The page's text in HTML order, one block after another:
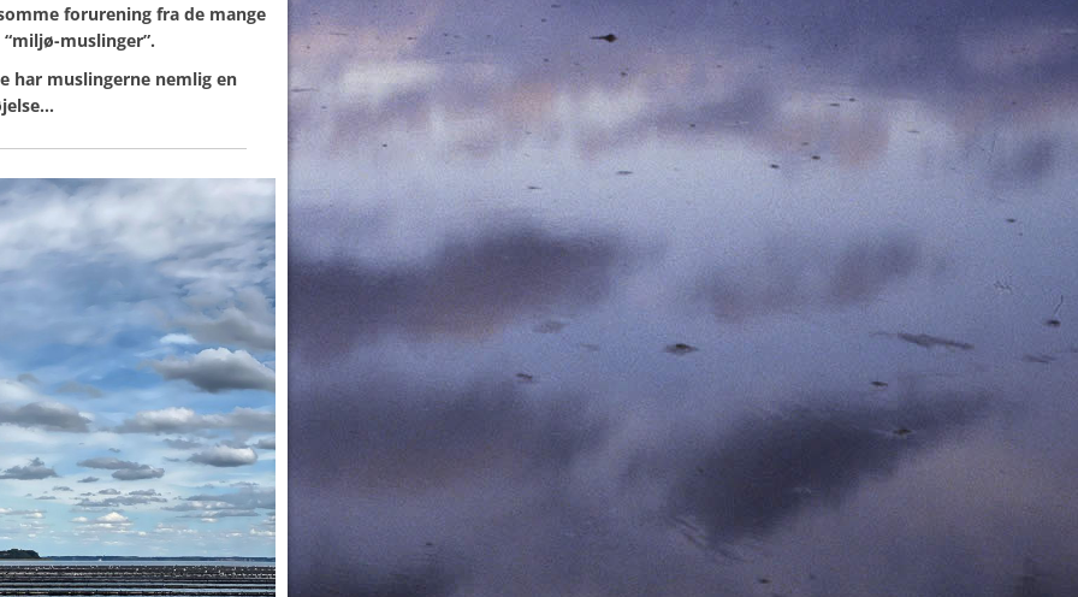
forurening fra de mange
muslinger”.
har muslingerne nemlig en